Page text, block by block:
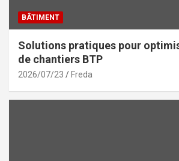
BÂTIMENT
Solutions pratiques pour
de chantiers BTP
2026/07/23 Freda